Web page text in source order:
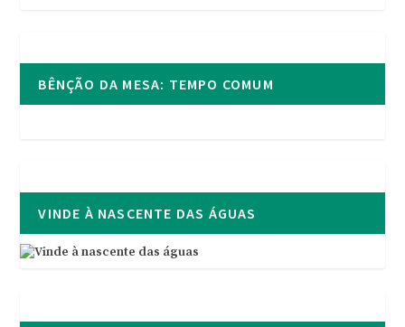
BÊNÇÃO DA MESA: TEMPO COMUM
VINDE À NASCENTE DAS ÁGUAS